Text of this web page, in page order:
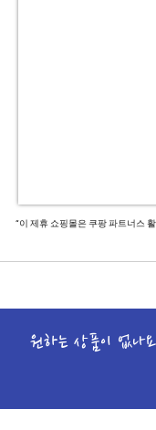
“이 제휴 쇼핑몰은 쿠팡 파트너스
원하는 상품이 없나